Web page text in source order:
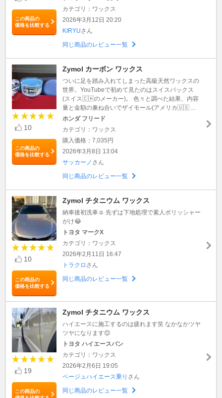
この商品の
価格を比較する
カテゴリ：ワックス
2026年3月12日 20:20
KIRYUさん
同じ商品のレビュー一覧
10
この商品の
価格を比較する
Zymol カーボン ワックス
ついに足を踏み入れてしまった高級天然ワックスの
世界。YouTubeで初めて見たのはスイスバックス
(スイス🇨🇭のメーカー)。 色々と調べた結果、内容
量と金額の兼ね合いでザイモール(アメリカ🇺🇸 ...
ホンダ フリード
カテゴリ：ワックス
購入価格：7,035円
2026年3月8日 13:04
サッカーノ さん
同じ商品のレビュー一覧
10
この商品の
価格を比較する
Zymol チタニウム ワックス
納車後初洗車☺️ 先ずは下地処理で素人ポリッシャー
がけ😂
トヨタ マークX
カテゴリ：ワックス
2026年2月11日 16:47
トラクロ さん
同じ商品のレビュー一覧
19
この商品の
Zymol チタニウム ワックス
ハイエースに施工するのは疲れます笑 なかなかツヤ
ツヤになります😊
トヨタ ハイエースバン
カテゴリ：ワックス
2026年2月6日 19:05
ベージュハイエース乗り さん
同じ商品のレビュー一覧